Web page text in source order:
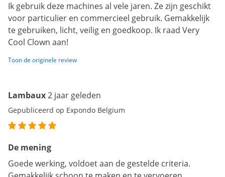
Ik gebruik deze machines al vele jaren. Ze zijn geschikt
voor particulier en commercieel gebruik. Gemakkelijk
te gebruiken, licht, veilig en goedkoop. Ik raad Very
Cool Clown aan!
Toon de originele review
Lambaux2 jaar geleden
Gepubliceerd op Expondo Belgium
De mening
Goede werking, voldoet aan de gestelde criteria.